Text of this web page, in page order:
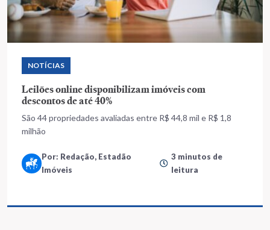
NOTÍCIAS
Leilões online disponibilizam imóveis com
descontos de até 40%
São 44 propriedades avaliadas entre R$ 44,8 mil e R$ 1,8
milhão
Por: Redação, Estadão
Imóveis
3 minutos de
leitura